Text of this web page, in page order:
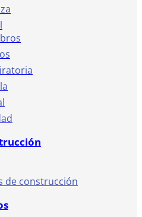
de construcción